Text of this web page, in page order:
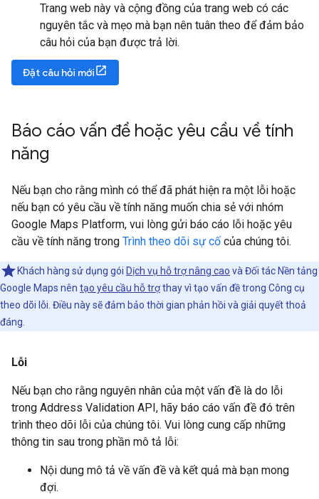
Trang web này và cộng đồng của trang web có các
nguyên tắc và mẹo mà bạn nên tuân theo để đảm bảo
câu hỏi của bạn được trả lời.
Đặt câu hỏi mới
Báo cáo vấn đề hoặc yêu cầu về tính
năng
Nếu bạn cho rằng mình có thể đã phát hiện ra một lỗi hoặc
nếu bạn có yêu cầu về tính năng muốn chia sẻ với nhóm
Google Maps Platform, vui lòng gửi báo cáo lỗi hoặc yêu
cầu về tính năng trong Trình theo dõi sự cố của chúng tôi.
Khách hàng sử dụng gói Dịch vụ hỗ trợ nâng cao và Đối tác Nền tảng
Google Maps nên tạo yêu cầu hỗ trợthay vì tạo vấn đề trong Công cụ
theo dõi lỗi. Điều này sẽ đảm bảo thời gian phản hồi và giải quyết thoả
đáng.
Lỗi
Nếu bạn cho rằng nguyên nhân của một vấn đề là do lỗi
trong Address Validation API, hãy báo cáo vấn đề đó trên
trình theo dõi lỗi của chúng tôi. Vui lòng cung cấp những
thông tin sau trong phần mô tả lỗi:
Nội dung mô tả về vấn đề và kết quả mà bạn mong
đợi.